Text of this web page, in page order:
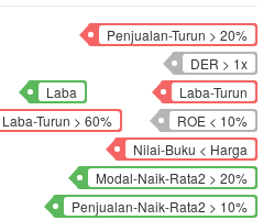
Penjualan-Turun > 20%
DER > 1x
Laba
Laba-Turun
Laba-Turun > 60%
ROE < 10%
Nilai-Buku < Harga
Modal-Naik-Rata2 > 20%
Penjualan-Naik-Rata2 > 10%